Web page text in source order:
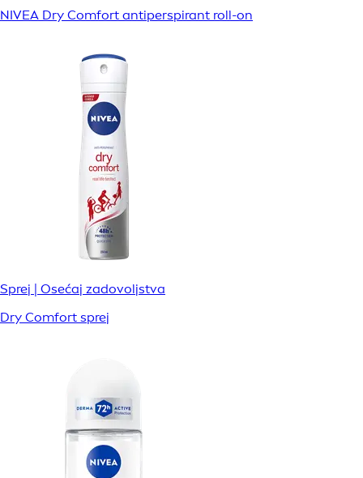
NIVEA Dry Comfort antiperspirant roll-on
Sprej | Osećaj zadovoljstva
Dry Comfort sprej